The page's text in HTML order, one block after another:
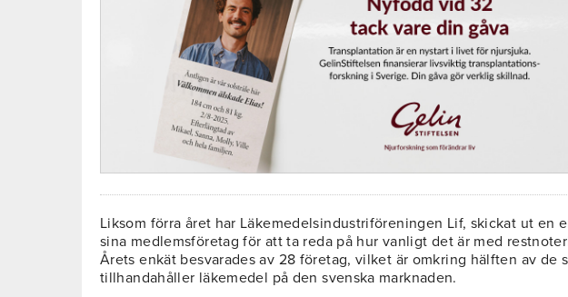
Liksom förra året har Läkemedelsindustriföreningen Lif, skickat ut en
sina medlemsföretag för att ta reda på hur vanligt det är med
Årets enkät besvarades av 28 företag, vilket är omkring hälften av de
tillhandahåller läkemedel på den svenska marknaden.